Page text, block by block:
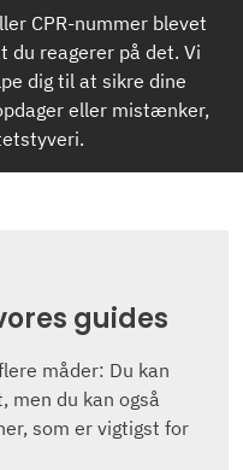
CPR-nummer blevet
reagerer på det. Vi
dig til at sikre dine
eller mistænker,
guides
måder: Du kan
men du kan også
som er vigtigst for